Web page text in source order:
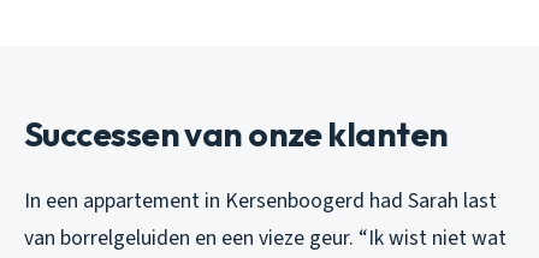
Successen van onze klanten
In een appartement in Kersenboogerd had Sarah last
van borrelgeluiden en een vieze geur. “Ik wist niet wat